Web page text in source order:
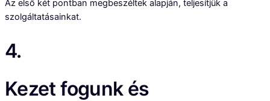
Az első két pontban megbeszéltek alapján, teljesítjük a
szolgáltatásainkat.
4.
Kezet fogunk és